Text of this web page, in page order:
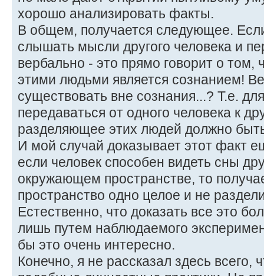
хорошо анализировать факты.
В общем, получается следующее.
слышать мысли другого человека и
вербально - это прямо говорит о том,
этими людьми является сознанием!
существовать вне сознания...? Т.е.
передаваться от одного человека к
разделяющее этих людей должно
И мой случай доказывает этот факт
если человек способен видеть сны
окружающем пространстве, то
пространство одно целое и не
Естественно, что доказать все это
лишь путем наблюдаемого
бы это очень интересно.
Конечно, я не рассказал здесь всего,